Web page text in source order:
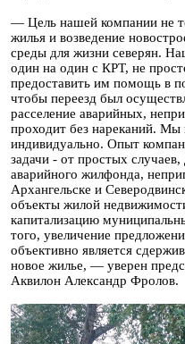
— Цель нашей компании не
жилья и возведение
среды для жизни северян.
один на один с КРТ, не
предоставить им помощь в
чтобы переезд был
расселение аварийных,
проходит без нареканий.
индивидуально. Опыт
задачи - от простых
аварийного жилфонда,
Архангельске и
объекты жилой
капитализацию
того, увеличение
объективно является
новое жилье, — уверен
Аквилон Александр Фролов.